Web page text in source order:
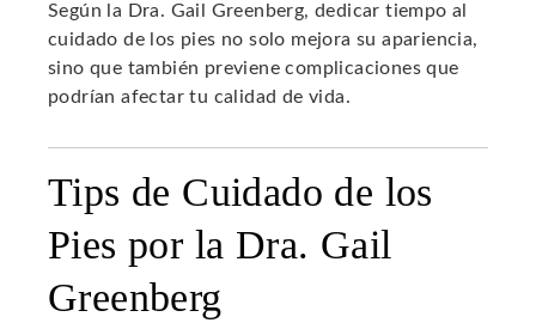
Según la Dra. Gail Greenberg, dedicar tiempo al
cuidado de los pies no solo mejora su apariencia,
sino que también previene complicaciones que
podrían afectar tu calidad de vida.
Tips de Cuidado de los
Pies por la Dra. Gail
Greenberg